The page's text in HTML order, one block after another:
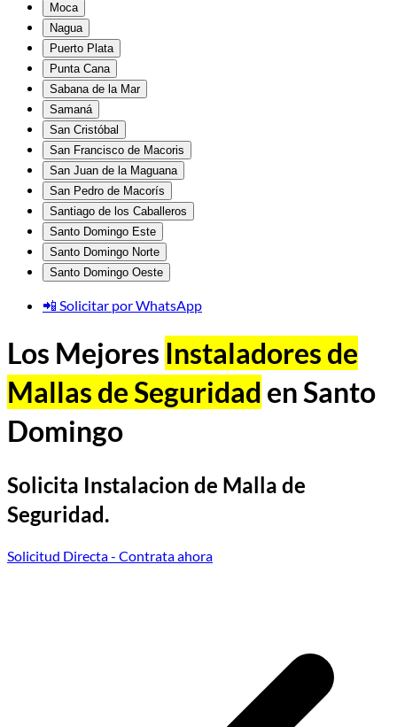
Moca
Nagua
Puerto Plata
Punta Cana
Sabana de la Mar
Samaná
San Cristóbal
San Francisco de Macoris
San Juan de la Maguana
San Pedro de Macorís
Santiago de los Caballeros
Santo Domingo Este
Santo Domingo Norte
Santo Domingo Oeste
📲 Solicitar por WhatsApp
Los Mejores Instaladores de
Mallas de Seguridad en Santo
Domingo
Solicita Instalacion de Malla de
Seguridad.
Solicitud Directa- Contrata ahora